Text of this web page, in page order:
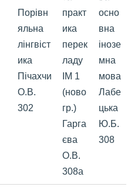
Порівн
яльна
лінгвіст
ика
Пічахчи
О.В.
302
практ
ика
перек
ладу
ІМ 1
(ново
гр.)
Гарга
єва
О.В.
308а
осно
вна
інозе
мна
мова
Лабе
цька
Ю.Б.
308